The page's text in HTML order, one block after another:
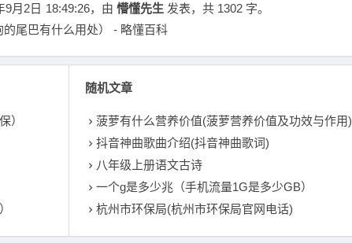
9月2日 18:49:26，由 懵懂先生 发表，共 1302 字。
尾巴有什么用处） - 略懂百科
）
随机文章
菠萝有什么营养价值(菠萝营养价值及功效与作用)
抖音神曲歌曲介绍(抖音神曲歌词)
八年级上册语文古诗
一个g是多少兆（手机流量1G是多少GB）
杭州市环保局(杭州市环保局官网电话)